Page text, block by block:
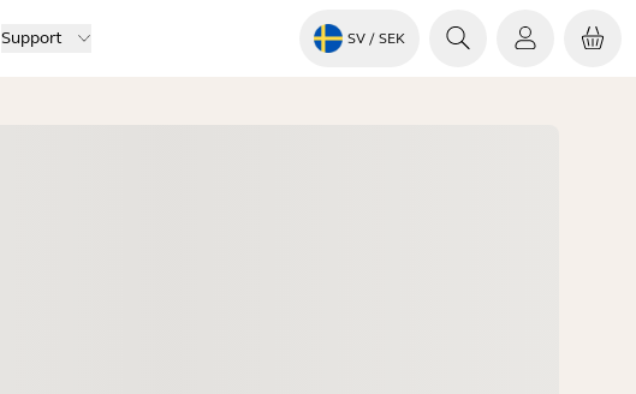
Support SV / SEK